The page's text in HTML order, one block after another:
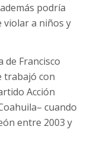
podría
violar a niños y
de Francisco
trabajó con
Acción
cuando
entre 2003 y